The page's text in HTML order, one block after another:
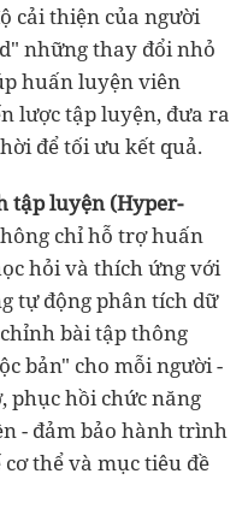
cải thiện của người
những thay đổi nhỏ
huấn luyện viên
lược tập luyện, đưa ra
để tối ưu kết quả.
tập luyện (Hyper-
chỉ hỗ trợ huấn
hỏi và thích ứng với
tự động phân tích dữ
bài tập thông
bản" cho mỗi người -
phục hồi chức năng
- đảm bảo hành trình
thể và mục tiêu đề